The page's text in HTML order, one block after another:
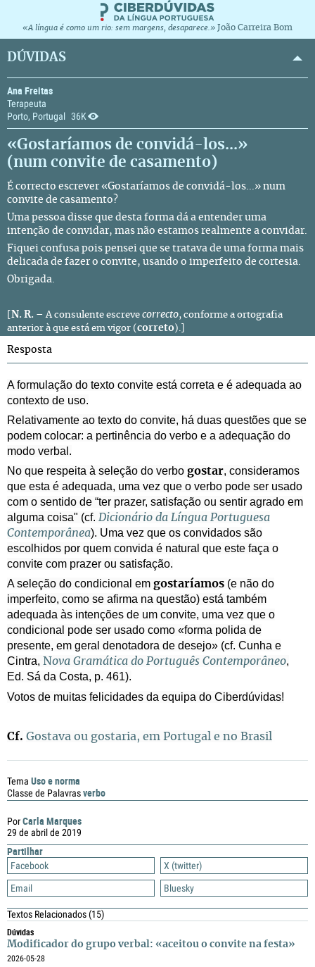
«A língua é como um rio: sem margens, desaparece.» João Carreira Bom
DÚVIDAS
Ana Freitas
Terapeuta
Porto, Portugal 36K
«Gostaríamos de convidá-los...»
(num convite de casamento)
É correcto escrever «Gostaríamos de convidá-los...» num
convite de casamento?
Uma pessoa disse que desta forma dá a entender uma
intenção de convidar, mas não estamos realmente a convidar.
Fiquei confusa pois pensei que se tratava de uma forma mais
delicada de fazer o convite, usando o imperfeito de cortesia.
Obrigada.
N. R. – A consulente escreve correcto, conforme a ortografia
anterior à que está em vigor (correto ).]
PorCarla Marques
29 de abril de 2019
Partilhar
Facebook
X (twitter)
Email
Bluesky
Textos Relacionados(15)
Dúvidas
Modificador do grupo verbal: «aceitou o convite na festa»
2026-05-28
Resposta
A formulação do texto convite está correta e é adequada ao
contexto de uso.
Relativamente ao texto do convite, há duas questões que se
podem colocar: a pertinência do verbo e a adequação do
modo verbal.
No que respeita à seleção do verbo gostar, consideramos
que esta é adequada, uma vez que o verbo pode ser usado
com o sentido de “ter prazer, satisfação ou sentir agrado em
alguma coisa" (cf. Dicionário da Língua Portuguesa
Contemporânea). Uma vez que os convidados são
escolhidos por quem convida é natural que este faça o
convite com prazer ou satisfação.
A seleção do condicional em gostaríamos (e não do
imperfeito, como se afirma na questão) está também
adequada às intenções de um convite, uma vez que o
condicional pode ser usado como «forma polida de
presente, em geral denotadora de desejo» (cf. Cunha e
Cintra, Nova Gramática do Português Contemporâneo,
Ed. Sá da Costa, p. 461).
Votos de muitas felicidades da equipa do Ciberdúvidas!
Cf. Gostava ou gostaria, em Portugal e no Brasil
Tema Uso e norma
Classe de Palavrasverbo